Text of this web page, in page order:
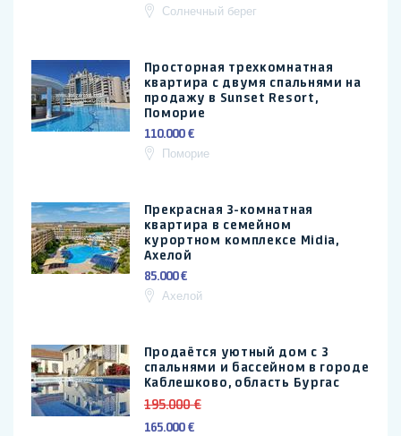
Солнечный берег
Просторная трехкомнатная
квартира с двумя спальнями на
продажу в Sunset Resort,
Поморие
110.000 €
Поморие
Прекрасная 3-комнатная
квартира в семейном
курортном комплексе Midia,
Ахелой
85.000 €
Ахелой
Продаётся уютный дом с 3
спальнями и бассейном в городе
Каблешково, область Бургас
195.000 €
165.000 €